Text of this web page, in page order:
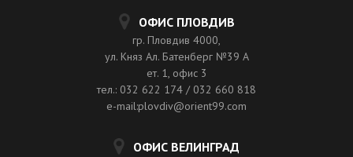
ОФИС ПЛОВДИВ
гр. Пловдив 4000,
ул. Княз Ал. Батенберг №39 A
ет. 1, офис 3
тел.: 032 622 174 / 032 660 818
e-mail:plovdiv@orient99.com
ОФИС ВЕЛИНГРАД